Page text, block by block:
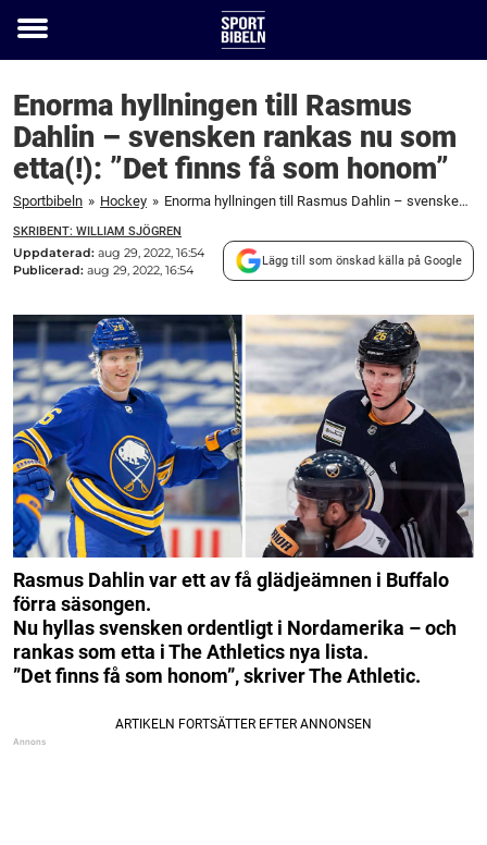
Toggle
Enorma hyllningen till Rasmus
Dahlin – svensken rankas nu som
etta(!): ”Det finns få som honom”
Sportbibeln » Hockey » Enorma hyllningen till Rasmus Dahlin – svensken rankas nu som etta(!): "Det finns få som honom"
SKRIBENT: WILLIAM SJÖGREN
Uppdaterad: aug 29, 2022, 16:54
Publicerad: aug 29, 2022, 16:54
Lägg till som önskad källa på Google
Rasmus Dahlin var ett av få glädjeämnen i Buffalo
förra säsongen.
Nu hyllas svensken ordentligt i Nordamerika – och
rankas som etta i The Athletics nya lista.
”Det finns få som honom”, skriver The Athletic.